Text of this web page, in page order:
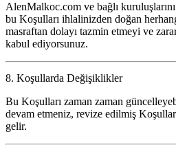
AlenMalkoc.com ve bağlı
bu Koşulları ihlalinizden doğan
masraftan dolayı tazmin etmeyi ve
kabul ediyorsunuz.
8. Koşullarda Değişiklikler
Bu Koşulları zaman zaman
devam etmeniz, revize edilmiş
gelir.